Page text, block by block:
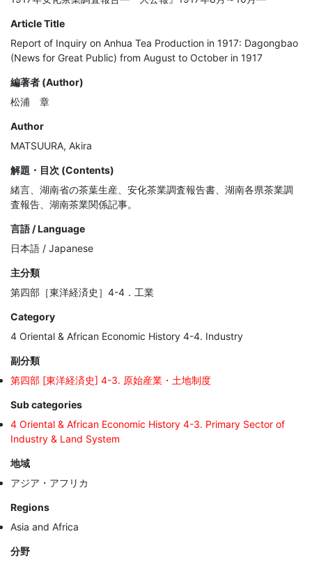
Article Title
Report of Inquiry on Anhua Tea Production in 1917: Dagongbao
(News for Great Public) from August to October in 1917
編著者 (Author)
松浦 章
Author
MATSUURA, Akira
解題・目次 (Contents)
緒言、湖南省の茶葉生産、安化茶業調査報告書、湖南各県茶業調
査報告、湖南茶業関係記事。
言語 / Language
日本語 / Japanese
主分類
第四部［東洋経済史］4-4．工業
Category
4 Oriental & African Economic History 4-4. Industry
副分類
第四部 [東洋経済史] 4-3. 原始産業・土地制度
Sub categories
4 Oriental & African Economic History 4-3. Primary Sector of
Industry & Land System
地域
アジア・アフリカ
Regions
Asia and Africa
分野